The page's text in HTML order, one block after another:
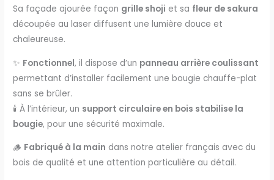
Sa façade ajourée façon grille shoji et sa fleur de sakura
découpée au laser diffusent une lumière douce et
chaleureuse.
✨ Fonctionnel, il dispose d’un panneau arrière coulissant
permettant d’installer facilement une bougie chauffe-plat
sans se brûler.
🕯️ À l’intérieur, un support circulaire en bois stabilise la
bougie, pour une sécurité maximale.
🪵 Fabriqué à la main dans notre atelier français avec du
bois de qualité et une attention particulière au détail.